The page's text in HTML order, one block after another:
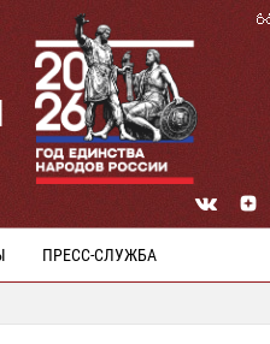
ПРЕСС-СЛУЖБА